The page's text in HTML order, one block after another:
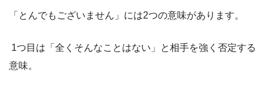
「とんでもございません」には2つの意味があります。
1つ目は「全くそんなことはない」と相手を強く否定する
意味。